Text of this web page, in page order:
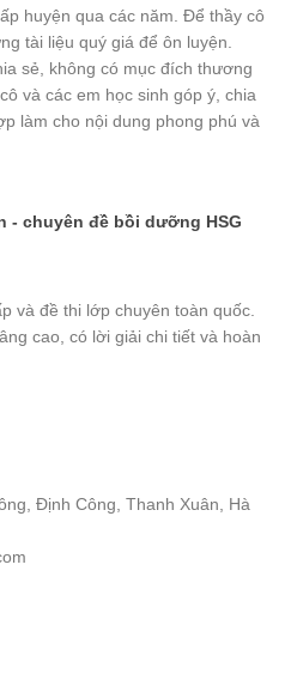
huyện qua các năm. Để thầy cô
tài liệu quý giá để ôn luyện.
sẻ, không có mục đích thương
và các em học sinh góp ý, chia
làm cho nội dung phong phú và
- chuyên đề bồi dưỡng HSG
và đề thi lớp chuyên toàn quốc.
cao, có lời giải chi tiết và hoàn
Định Công, Thanh Xuân, Hà